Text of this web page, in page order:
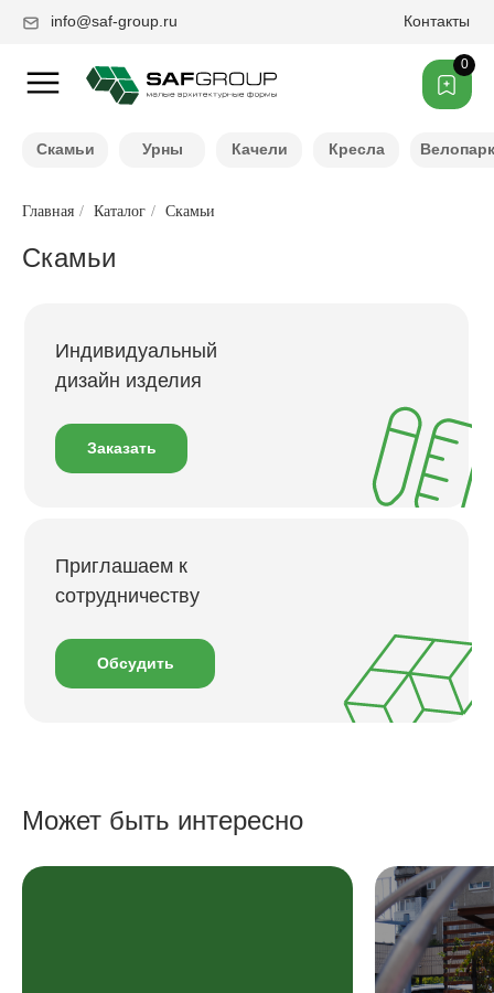
Контакты
info@saf-group.ru
0
Скамьи Урны Качели Кресла
Главная / Каталог / Скамьи
Скамьи
Индивидуальный
дизайн изделия
Заказать
Приглашаем к
сотрудничеству
Обсудить
Может быть интересно